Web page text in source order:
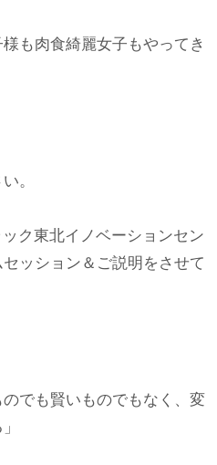
も肉食綺麗女子もやってき
。
ク東北イノベーションセン
ッション＆ご説明をさせて
のでも賢いものでもなく、変